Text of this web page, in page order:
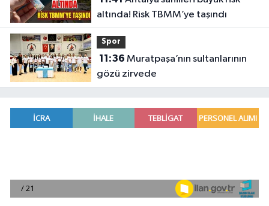
altında! Risk TBMM’ye taşındı
Spor
11:36
gözü zirvede